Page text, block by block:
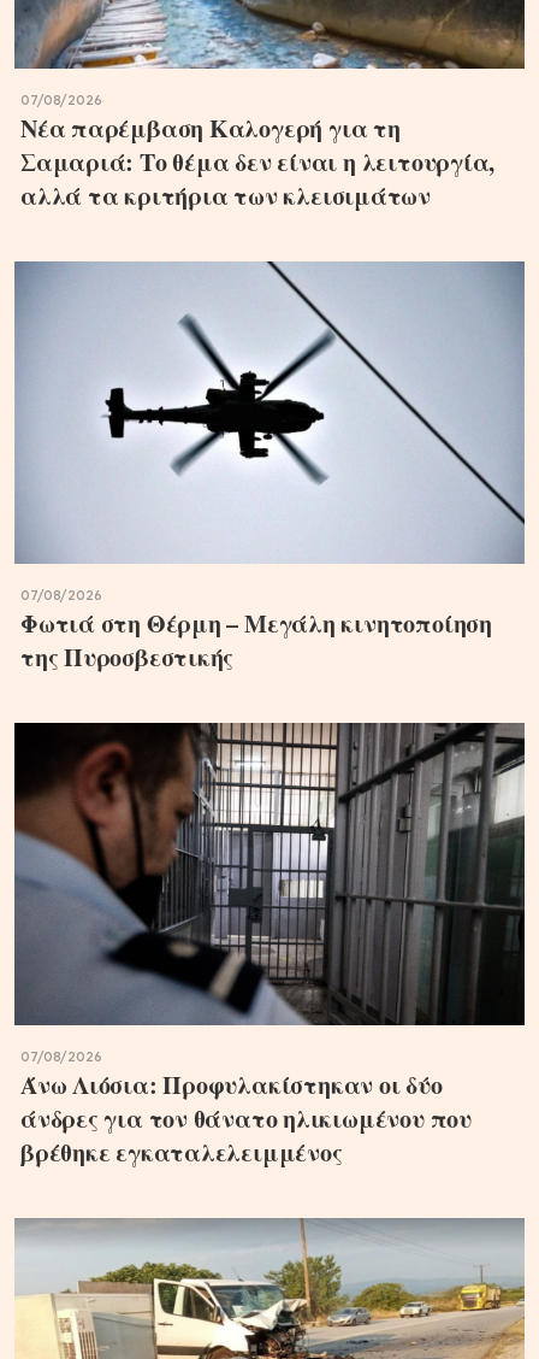
07/08/2026
Νέα παρέμβαση Καλογερή για τη
Σαμαριά: Το θέμα δεν είναι η λειτουργία,
αλλά τα κριτήρια των κλεισιμάτων
07/08/2026
Φωτιά στη Θέρμη – Μεγάλη κινητοποίηση
της Πυροσβεστικής
07/08/2026
Άνω Λιόσια: Προφυλακίστηκαν οι δύο
άνδρες για τον θάνατο ηλικιωμένου που
βρέθηκε εγκαταλελειμμένος